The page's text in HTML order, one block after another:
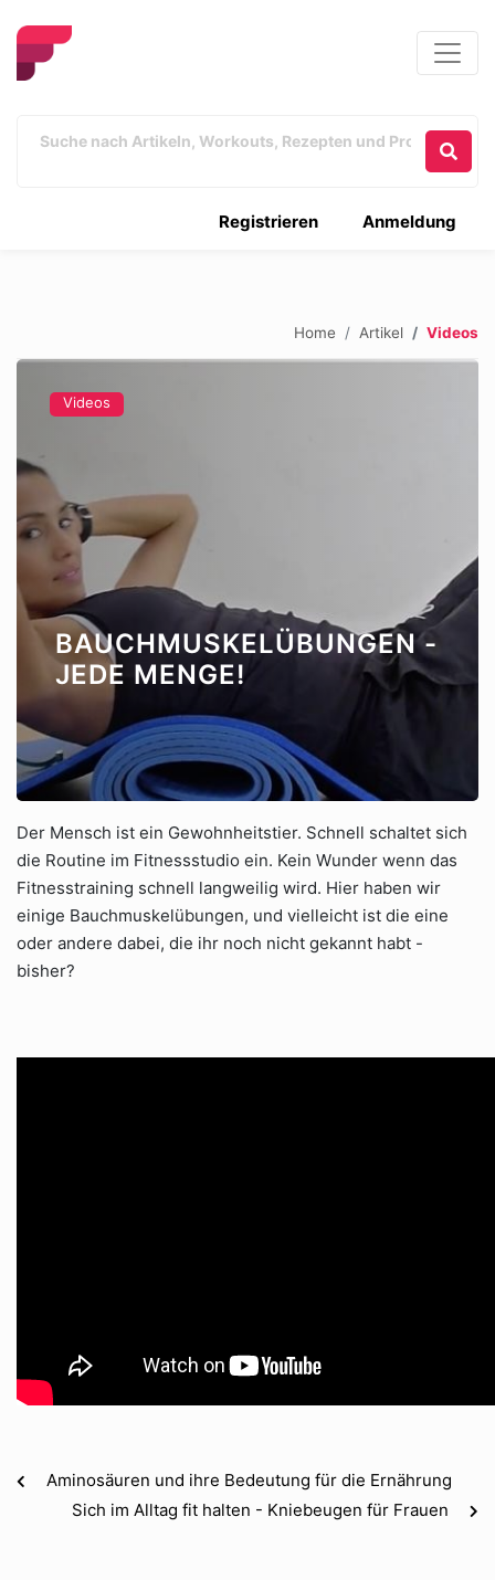
Anmeldung
Registrieren
Home Artikel Videos
Videos
BAUCHMUSKELÜBUNGEN -
JEDE MENGE!
Der Mensch ist ein Gewohnheitstier. Schnell schaltet sich
die Routine im Fitnessstudio ein. Kein Wunder wenn das
Fitnesstraining schnell langweilig wird. Hier haben wir
einige Bauchmuskelübungen, und vielleicht ist die eine
oder andere dabei, die ihr noch nicht gekannt habt -
bisher?
Aminosäuren und ihre Bedeutung für die Ernährung
Sich im Alltag fit halten - Kniebeugen für Frauen